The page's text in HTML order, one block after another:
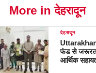
More in देहरादून
देहरादून
फंड से
आर्थिक